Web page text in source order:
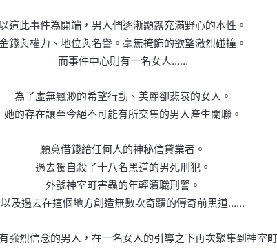
這此事件為開端，男人們逐漸顯露充滿野心的本性。
錢與權力、地位與名譽。毫無掩飾的欲望激烈碰撞。
而事件中心則有一名女人……
為了虛無飄渺的希望行動、美麗卻悲哀的女人。
她的存在讓至今絕不可能有所交集的男人產生關聯。
願意借錢給任何人的神秘信貸業者。
過去獨自殺了十八名黑道的男死刑犯。
外號神室町害蟲的年輕瀆職刑警。
以及過去在這個地方創造無數次奇蹟的傳奇前黑道……
強烈信念的男人，在一名女人的引導之下再次聚集到神室